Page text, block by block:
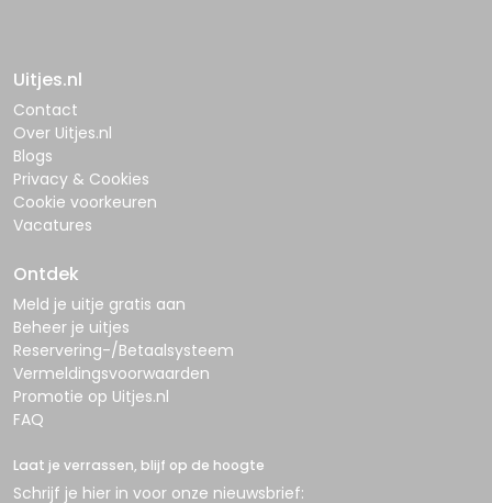
Uitjes.nl
Contact
Over Uitjes.nl
Blogs
Privacy & Cookies
Cookie voorkeuren
Vacatures
Ontdek
Meld je uitje gratis aan
Beheer je uitjes
Reservering-/Betaalsysteem
Vermeldingsvoorwaarden
Promotie op Uitjes.nl
FAQ
Laat je verrassen, blijf op de hoogte
Schrijf je hier in voor onze nieuwsbrief: